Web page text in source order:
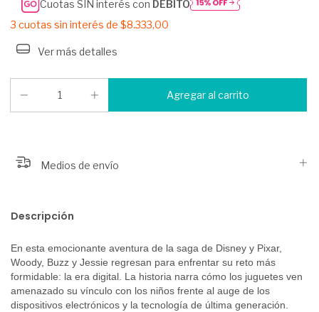
Cuotas SIN interés con DÉBITO
3 cuotas sin interés de $8.333,00
Ver más detalles
Medios de envío
Descripción
En esta emocionante aventura de la saga de Disney y Pixar,
Woody, Buzz y Jessie regresan para enfrentar su reto más
formidable: la era digital. La historia narra cómo los juguetes ven
amenazado su vínculo con los niños frente al auge de los
dispositivos electrónicos y la tecnología de última generación.